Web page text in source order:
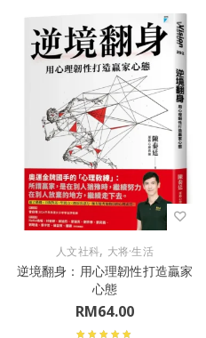
人文社科, 大将·生活
逆境翻身：用心理韌性打造贏家
心態
RM64.00